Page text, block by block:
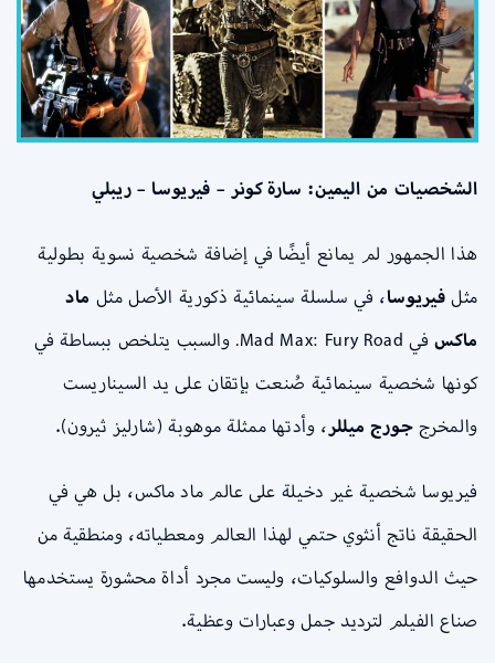
الشخصيات من اليمين: سارة كونر – فيريوسا – ريبلي
هذا الجمهور لم يمانع أيضًا في إضافة شخصية نسوية بطولية
مثل فيريوسا، في سلسلة سينمائية ذكورية الأصل مثل ماد
ماكس
في Mad Max: Fury Road. والسبب يتلخص ببساطة في
كونها شخصية سينمائية صُنعت بإتقان على يد السيناريست
والمخرج جورج ميللر ، وأدتها ممثلة موهوبة (شارليز ثيرون).
فيريوسا شخصية غير دخيلة على عالم ماد ماكس، بل هي في
الحقيقة ناتج أنثوي حتمي لهذا العالم ومعطياته، ومنطقية من
حيث الدوافع والسلوكيات، وليست مجرد أداة محشورة يستخدمها
صناع الفيلم لترديد جمل وعبارات وعظية.